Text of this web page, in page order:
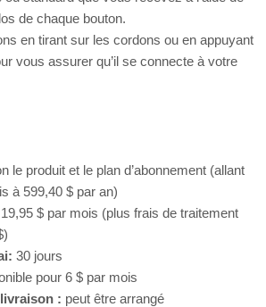
de chaque bouton.
en tirant sur les cordons ou en appuyant
vous assurer qu’il se connecte à votre
le produit et le plan d’abonnement (allant
à 599,40 $ par an)
19,95 $ par mois (plus frais de traitement
30 jours
pour 6 $ par mois
: peut être arrangé